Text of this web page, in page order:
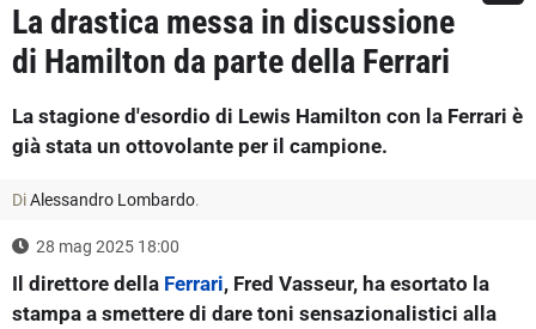
La drastica messa in discussione
di Hamilton da parte della Ferrari
La stagione d'esordio di Lewis Hamilton con la Ferrari è
già stata un ottovolante per il campione.
DiAlessandro Lombardo.
28 mag 2025 18:00
Il direttore della Ferrari, Fred Vasseur, ha esortato la
stampa a smettere di dare toni sensazionalistici alla